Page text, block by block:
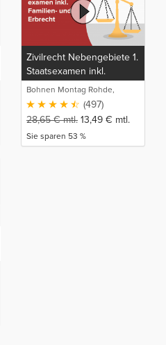
Zivilrecht Nebengebiete 1.
Staatsexamen inkl.
Familien- und Erbrecht
Bohnen Montag Rohde,
Juristische Intensivlehrgänge
(497)
28,65€mtl. 13,49 € mtl.
Sie sparen 53 %